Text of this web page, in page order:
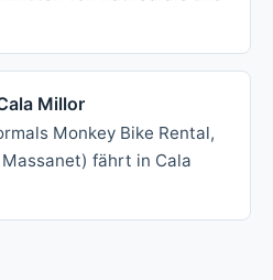
Millor
Monkey Bike Rental,
fährt in Cala